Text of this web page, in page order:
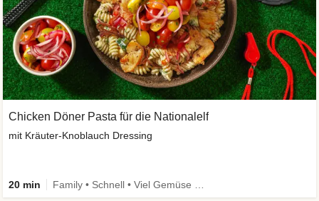
Chicken Döner Pasta für die Nationalelf
mit Kräuter-Knoblauch Dressing
20 min